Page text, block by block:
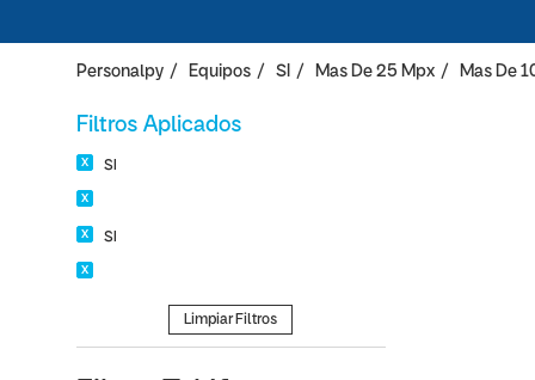
Personalpy Equipos SI Mas De 25 Mpx Mas De
Filtros Aplicados
SI
SI
Limpiar Filtros